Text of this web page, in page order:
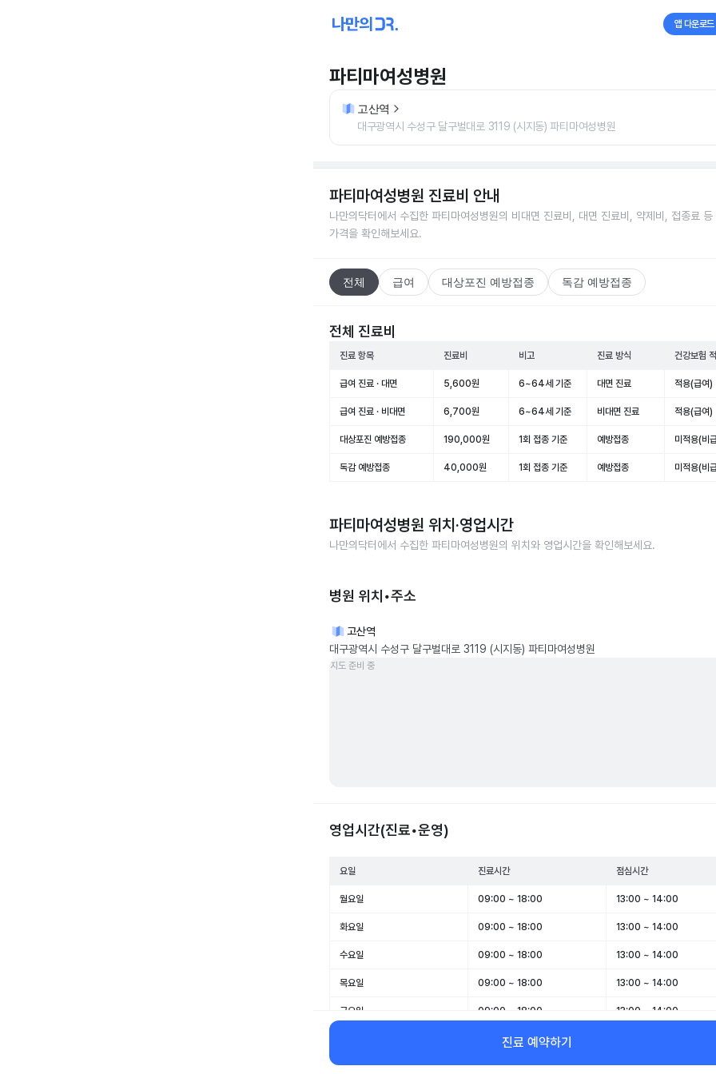
앱 다운로드
파티마여성병원
고산역
대구광역시 수성구 달구벌대로 3119 (시지동) 파티마여성병원
파티마여성병원 진료비 안내
나만의닥터에서 수집한 파티마여성병원의 비대면 진료비, 대면 진료비, 약제비, 접종료 등
가격을 확인해보세요.
전체 급여 대상포진 예방접종 독감 예방접종
전체 진료비
진료 항목 진료비 비고 진료 방식 건강보험
급여 진료 · 대면 5,600원 6~64세 기준 대면 진료 적용(급여)
급여 진료 · 비대면 6,700원 6~64세 기준 비대면 진료 적용(급여)
대상포진 예방접종 190,000원 1회 접종 기준 예방접종 미적용(비
독감 예방접종 40,000원 1회 접종 기준 예방접종 미적용(비
파티마여성병원 위치·영업시간
나만의닥터에서 수집한 파티마여성병원의 위치와 영업시간을 확인해보세요.
병원 위치•주소
고산역
대구광역시 수성구 달구벌대로 3119 (시지동) 파티마여성병원
지도 준비 중
영업시간(진료•운영)
요일 진료시간 점심시간
월요일 09:00 ~ 18:00 13:00 ~ 14:00
화요일 09:00 ~ 18:00 13:00 ~ 14:00
수요일 09:00 ~ 18:00 13:00 ~ 14:00
목요일 09:00 ~ 18:00 13:00 ~ 14:00
금요일 09:00 ~ 18:00 13:00 ~ 14:00
09:00 ~ 13:00
일요일 휴무 -
진료 예약하기